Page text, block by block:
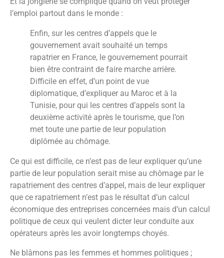
l’emploi partout dans le monde :
Enfin, sur les centres d’appels que le
gouvernement avait souhaité un temps
rapatrier en France, le gouvernement pourrait
bien être contraint de faire marche arrière.
Difficile en effet, d’un point de vue
diplomatique, d’expliquer au Maroc et à la
Tunisie, pour qui les centres d’appels sont la
deuxième activité après le tourisme, que l’on
met toute une partie de leur population
diplômée au chômage.
Ce qui est difficile, ce n’est pas de leur expliquer qu’une
partie de leur population serait mise au chômage par le
rapatriement des centres d’appel, mais de leur expliquer
que ce rapatriement n’est pas le résultat d’un calcul
économique des entreprises concernées mais d’un calcul
politique de ceux qui veulent dicter leur conduite aux
opérateurs après les avoir longtemps choyés.
Ne blâmons pas les femmes et hommes politiques ;